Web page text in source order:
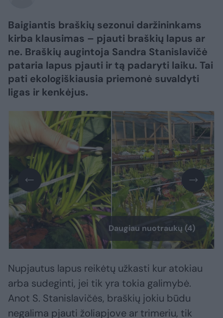
Baigiantis braškių sezonui daržininkams
kirba klausimas – pjauti braškių lapus ar
ne. Braškių augintoja Sandra Stanislavičė
pataria lapus pjauti ir tą padaryti laiku. Tai
pati ekologiškiausia priemonė suvaldyti
ligas ir kenkėjus.
Daugiau nuotraukų (4)
Nupjautus lapus reikėtų užkasti kur atokiau
arba sudeginti, jei tik yra tokia galimybė.
Anot S. Stanislavičės, braškių jokiu būdu
negalima pjauti žoliapjove ar trimeriu, tik